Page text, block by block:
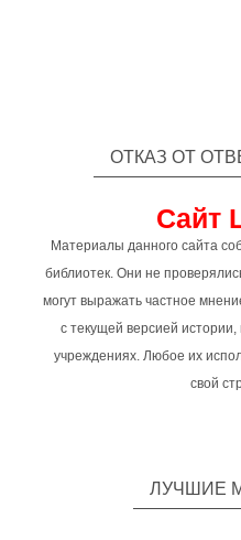
ОТКАЗ ОТ
Сайт
Материалы данного сайта
библиотек. Они не
могут выражать частное
с текущей версией
учреждениях. Любое их
свой
ЛУЧШИЕ